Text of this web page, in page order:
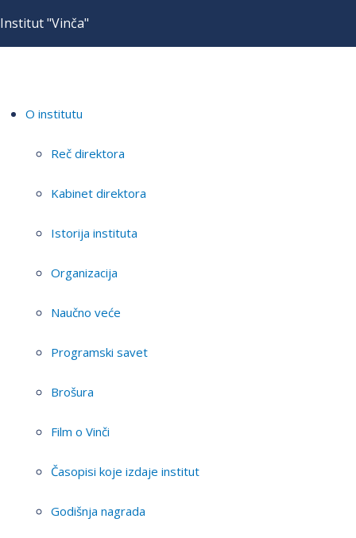
Institut "Vinča"
O institutu
Reč direktora
Kabinet direktora
Istorija instituta
Organizacija
Naučno veće
Programski savet
Brošura
Film o Vinči
Časopisi koje izdaje institut
Godišnja nagrada